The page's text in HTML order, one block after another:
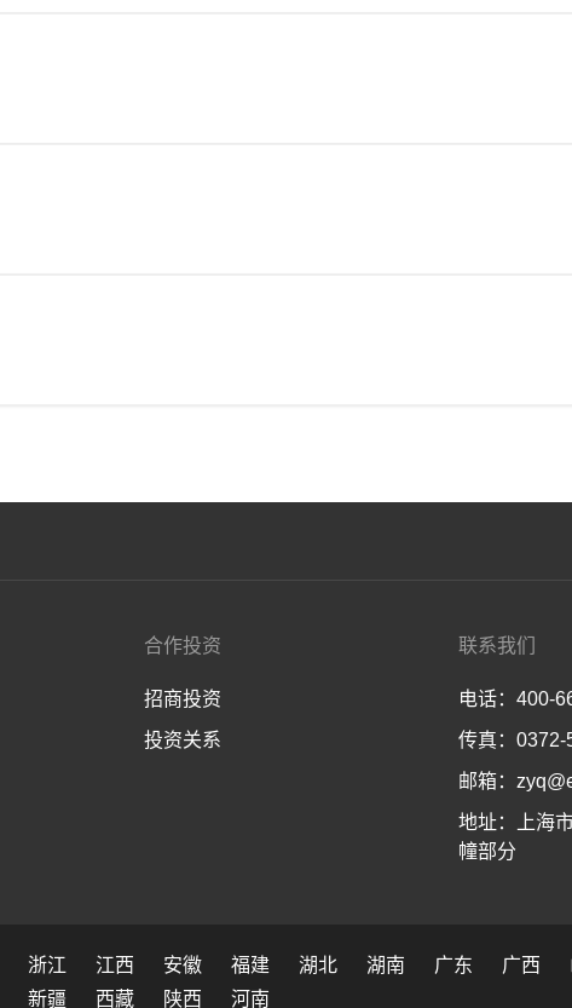
合作投资
招商投资
投资关系
联系我们
电话：400-
传真：0372-
邮箱：
地址：上海
幢部分
浙江 江西 安徽 福建 湖北 湖南 广东 广西
新疆 西藏 陕西 河南